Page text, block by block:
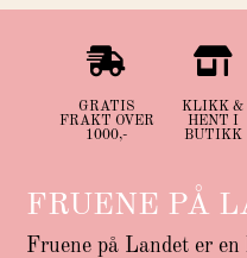

GRATIS
FRAKT OVER
1000,-

KLIKK &
HENT I
BUTIKK
FRUENE PÅ
Fruene på Landet er